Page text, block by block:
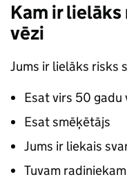
Kam ir
vēzi
Jums ir lielāks risks
Esat virs 50 gadu
Esat smēķētājs
Jums ir liekais
Tuvam